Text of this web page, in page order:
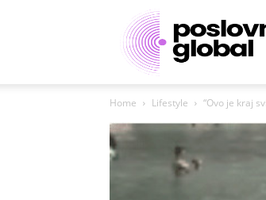
Poslovni
portal
Home Lifestyle “Ovo je kraj